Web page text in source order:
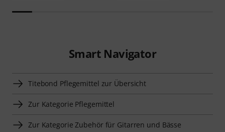
Smart Navigator
Titebond Pflegemittel zur Übersicht
Zur Kategorie Pflegemittel
Zur Kategorie Zubehör für Gitarren und Bässe